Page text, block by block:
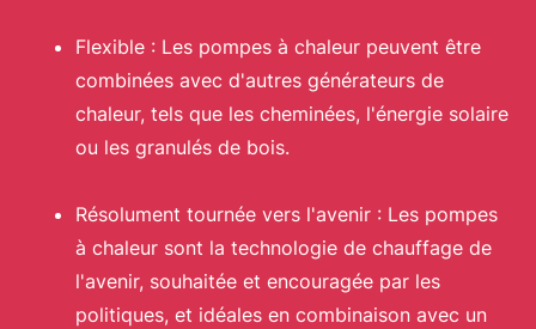
Flexible : Les pompes à chaleur peuvent être
combinées avec d'autres générateurs de
chaleur, tels que les cheminées, l'énergie solaire
ou les granulés de bois.
Résolument tournée vers l'avenir : Les pompes
à chaleur sont la technologie de chauffage de
l'avenir, souhaitée et encouragée par les
politiques, et idéales en combinaison avec un